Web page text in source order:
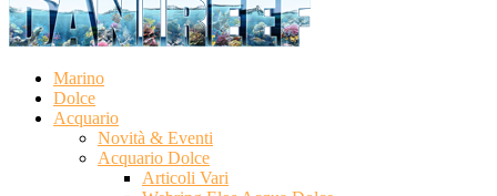
Marino
Dolce
Acquario
Novità & Eventi
Acquario Dolce
Articoli Vari